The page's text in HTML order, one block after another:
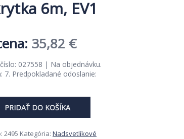
6m, EV1
Pôvodná
cena
bola:
55,10 €.
35,82 €Aktuálna
cena
je:
35,82 €.
027558 | Na objednávku.
7. Predpokladané odoslanie:
PRIDAŤ DO KOŠÍKA
2495 Kategória: Nadsvetlíkové